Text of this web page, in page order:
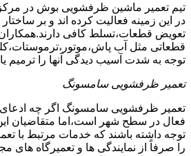
تیم تعمیر ماشین ظرفشویی بوش در مرکز
در این زمینه فعالیت کرده اند و بر
تعویض قطعات،تسلط کافی
قطعاتی مثل آب
توجه به شدت آسیب دیدگی آنها را ترمیم
تعمیر ظرفشویی سامسونگ
تعمیر ظرفشویی سامسونگ اگر چه ادعای
فعال در سطح شهر است،اما متقاضیان
توجه داشته باشند که خدمات مرتبط با
را صرفاً از نمایندگی ها و تعمیرگاه های